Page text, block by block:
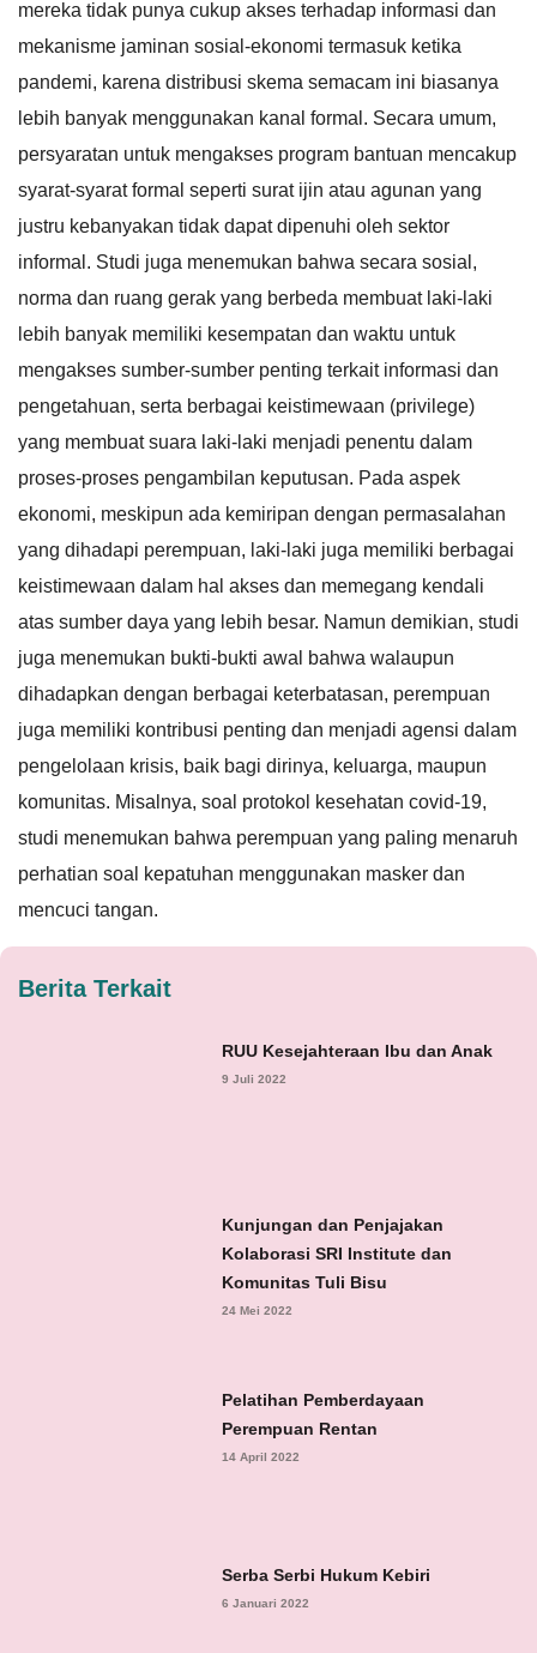
mereka tidak punya cukup akses terhadap informasi dan
mekanisme jaminan sosial-ekonomi termasuk ketika
pandemi, karena distribusi skema semacam ini biasanya
lebih banyak menggunakan kanal formal. Secara umum,
persyaratan untuk mengakses program bantuan mencakup
syarat-syarat formal seperti surat ijin atau agunan yang
justru kebanyakan tidak dapat dipenuhi oleh sektor
informal. Studi juga menemukan bahwa secara sosial,
norma dan ruang gerak yang berbeda membuat laki-laki
lebih banyak memiliki kesempatan dan waktu untuk
mengakses sumber-sumber penting terkait informasi dan
pengetahuan, serta berbagai keistimewaan (privilege)
yang membuat suara laki-laki menjadi penentu dalam
proses-proses pengambilan keputusan. Pada aspek
ekonomi, meskipun ada kemiripan dengan permasalahan
yang dihadapi perempuan, laki-laki juga memiliki berbagai
keistimewaan dalam hal akses dan memegang kendali
atas sumber daya yang lebih besar. Namun demikian, studi
juga menemukan bukti-bukti awal bahwa walaupun
dihadapkan dengan berbagai keterbatasan, perempuan
juga memiliki kontribusi penting dan menjadi agensi dalam
pengelolaan krisis, baik bagi dirinya, keluarga, maupun
komunitas. Misalnya, soal protokol kesehatan covid-19,
studi menemukan bahwa perempuan yang paling menaruh
perhatian soal kepatuhan menggunakan masker dan
mencuci tangan.
Berita Terkait
RUU Kesejahteraan Ibu dan Anak
9 Juli 2022
Kunjungan dan Penjajakan
Kolaborasi SRI Institute dan
Komunitas Tuli Bisu
24 Mei 2022
Pelatihan Pemberdayaan
Perempuan Rentan
14 April 2022
Serba Serbi Hukum Kebiri
6 Januari 2022